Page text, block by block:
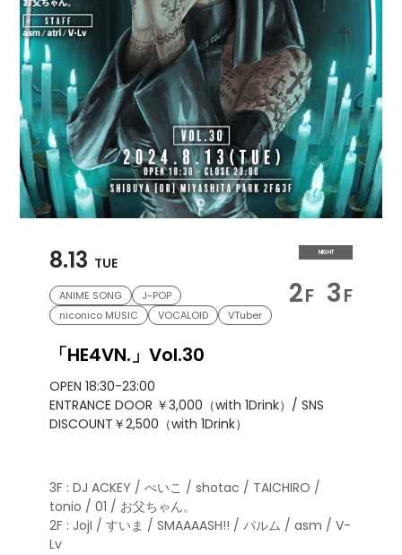
8.13 TUE
NIGHT
ANIME SONG
J-POP
niconico MUSIC
VOCALOID VTuber
2F 3F
「HE4VN.」Vol.30
OPEN 18:30-23:00
ENTRANCE DOOR ￥3,000（with 1Drink）/ SNS
DISCOUNT￥2,500（with 1Drink）
3F : DJ ACKEY / ぺいこ / shotac / TAICHIRO /
tonio / 01 / お父ちゃん。
2F : JojI / すいま / SMAAAASH!! / パルム / asm / V-
Lv